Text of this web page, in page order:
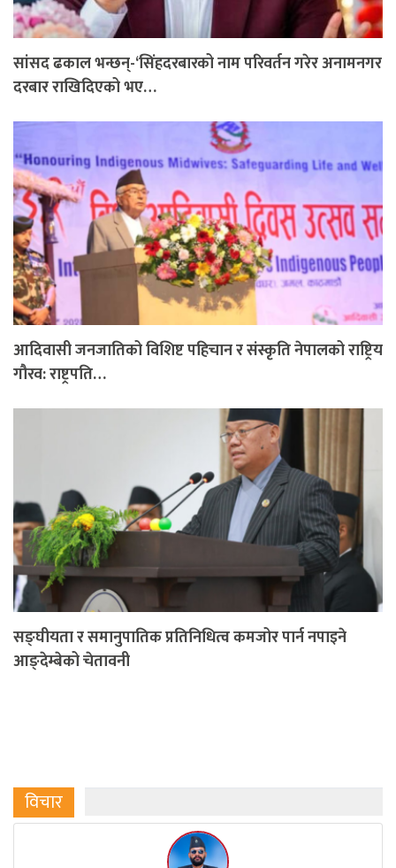
सांसद ढकाल भन्छन्-‘सिंहदरबारको नाम परिवर्तन गरेर अनामनगर
दरबार राखिदिएको भए…
आदिवासी जनजातिको विशिष्ट पहिचान र संस्कृति नेपालको राष्ट्रिय
गौरव: राष्ट्रपति…
सङ्घीयता र समानुपातिक प्रतिनिधित्व कमजोर पार्न नपाइने
आङ्देम्बेको चेतावनी
विचार